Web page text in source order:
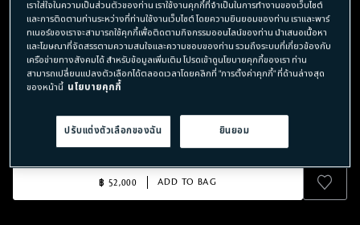
สำหรับยามค่ำคืน
เนื้อครีมเข้มข้น หรูหรา นุ่มละมุนดุจ
แพรไหม
รายละเอียด
SIZE
฿ 52,000 ADD TO BAG
เราใส่ใจในความเป็นส่วนตัวของท่าน เราใช้งานคุกกี้ที่จำเป็นในการทำงานของเว็บไซต์
และการติดตามท่านระหว่างที่ท่านใช้งานเว็บไซต์ โดยความยินยอมของท่าน เราและพาร์
ทเนอร์ของเราจะสามารถใช้คุกกี้เพื่อติดตามกิจกรรมออนไลน์ของท่าน นำเสนอเนื้อหา
และโฆษณาที่จัดสรรตามความสนใจและความชอบของท่าน รวมถึงระบบที่เกี่ยวข้องกับ
เครือข่ายทางสังคมได้ สำหรับข้อมูลเพิ่มเติม โปรดเข้าดูนโยบายคุกกี้ของเรา ท่าน
สามารถเปลี่ยนแปลงตัวเลือกได้ตลอดเวลาโดยคลิกที่ "การตั้งค่าคุกกี้" ที่ด้านล่างสุด
ของหน้านี้ นโยบายคุกกี้
ปรับแต่งตัวเลือกของฉัน ยินยอม